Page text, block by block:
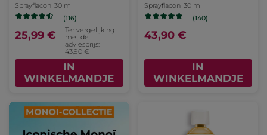
Sprayflacon 30 ml
(116)
25,99 €
Ter vergelijking
met de
adviesprijs:
43,90 €
IN
WINKELMANDJE
Sprayflacon 30 ml
(140)
43,90 €
IN
WINKELMANDJE